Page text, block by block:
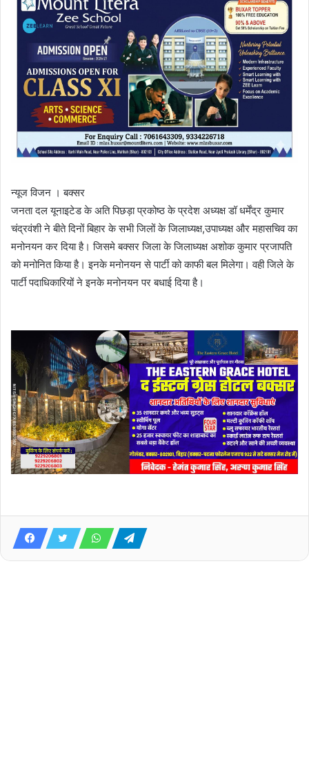
न्यूज विजन । बक्सर
जनता दल यूनाइटेड के अति पिछड़ा प्रकोष्ठ के प्रदेश अध्यक्ष डॉ धर्मेंद्र कुमार
चंद्रवंशी ने बीते दिनों बिहार के सभी जिलों के जिलाध्यक्ष,उपाध्यक्ष और महासचिव का
मनोनयन कर दिया है। जिसमे बक्सर जिला के जिलाध्यक्ष अशोक कुमार प्रजापति
को मनोनित किया है। इनके मनोनयन से पार्टी को काफी बल मिलेगा। वही जिले के
पार्टी पदाधिकारियों ने इनके मनोनयन पर बधाई दिया है।